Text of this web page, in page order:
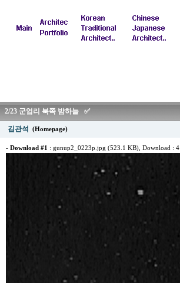
2/23 군업리 북쪽 밤하늘 ✅
김관석 (Homepage)
- Download #1 : gunup2_0223p.jpg (523.1 KB) , Download : 4